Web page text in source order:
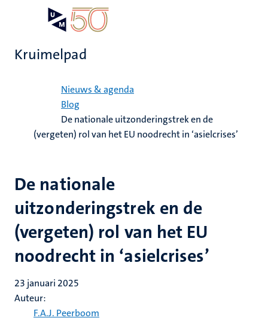
Kruimelpad
Nieuws & agenda
Blog
De nationale uitzonderingstrek en de
(vergeten) rol van het EU noodrecht in ‘asielcrises’
De nationale
uitzonderingstrek en de
(vergeten) rol van het EU
noodrecht in ‘asielcrises’
23 januari 2025
Auteur:
F.A.J. Peerboom